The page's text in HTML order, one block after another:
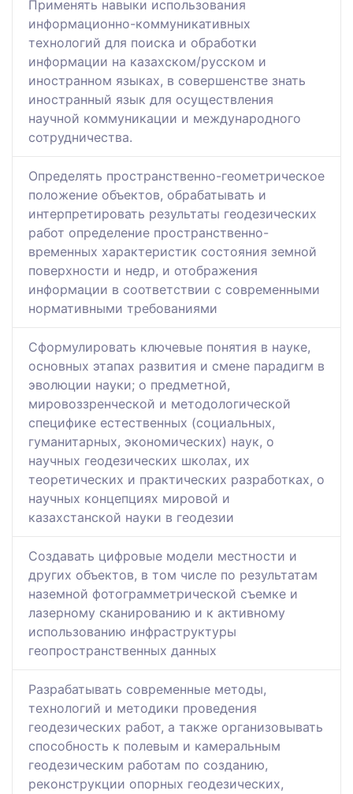
Применять навыки использования
информационно-коммуникативных
технологий для поиска и обработки
информации на казахском/русском и
иностранном языках, в совершенстве знать
иностранный язык для осуществления
научной коммуникации и международного
сотрудничества.
Определять пространственно-геометрическое
положение объектов, обрабатывать и
интерпретировать результаты геодезических
работ определение пространственно-
временных характеристик состояния земной
поверхности и недр, и отображения
информации в соответствии с современными
нормативными требованиями
Сформулировать ключевые понятия в науке,
основных этапах развития и смене парадигм в
эволюции науки; о предметной,
мировоззренческой и методологической
специфике естественных (социальных,
гуманитарных, экономических) наук, о
научных геодезических школах, их
теоретических и практических разработках, о
научных концепциях мировой и
казахстанской науки в геодезии
Создавать цифровые модели местности и
других объектов, в том числе по результатам
наземной фотограмметрической съемке и
лазерному сканированию и к активному
использованию инфраструктуры
геопространственных данных
Разрабатывать современные методы,
технологий и методики проведения
геодезических работ, а также организовывать
способность к полевым и камеральным
геодезическим работам по созданию,
реконструкции опорных геодезических,